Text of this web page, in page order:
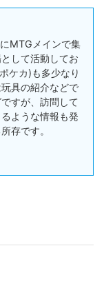
MTGメインで集
して活動してお
ケカ)も多少なり
具の紹介などで
すが、訪問して
ような情報も発
存です。